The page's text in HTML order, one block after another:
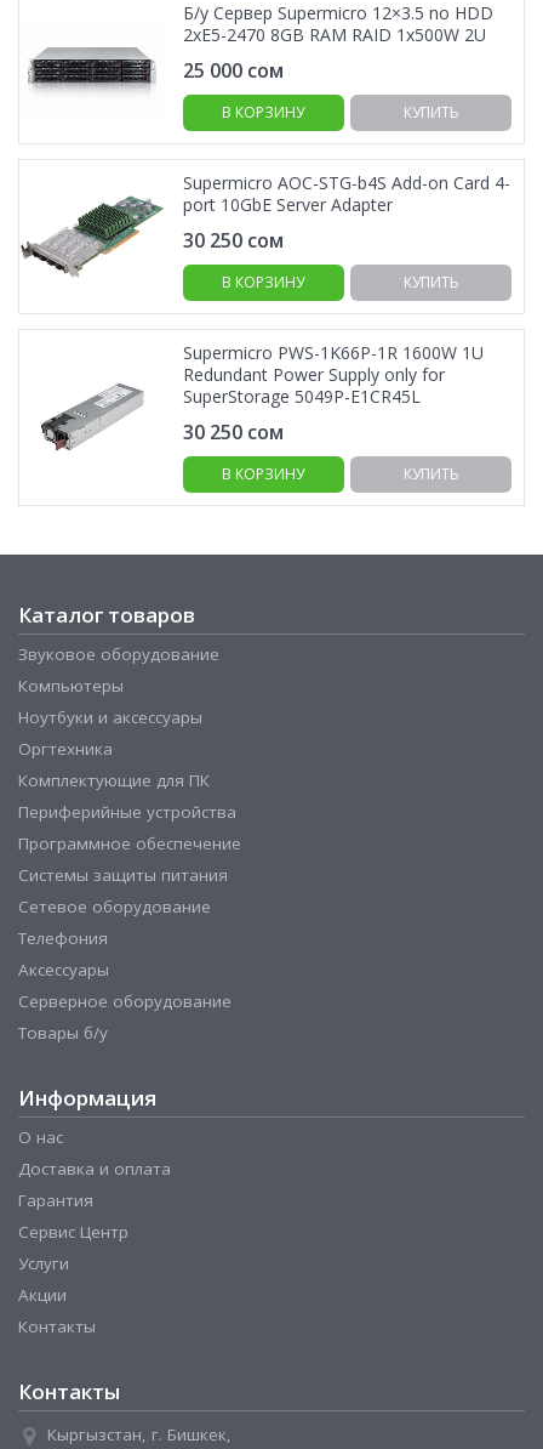
Б/у Сервер Supermicro 12×3.5 no HDD
2xE5-2470 8GB RAM RAID 1x500W 2U
25 000 сом
В КОРЗИНУ КУПИТЬ
Supermicro AOC-STG-b4S Add-on Card 4-
port 10GbE Server Adapter
30 250 сом
В КОРЗИНУ КУПИТЬ
Supermicro PWS-1K66P-1R 1600W 1U
Redundant Power Supply only for
SuperStorage 5049P-E1CR45L
30 250 сом
В КОРЗИНУ КУПИТЬ
Каталог товаров
Звуковое оборудование
Компьютеры
Ноутбуки и аксессуары
Оргтехника
Комплектующие для ПК
Периферийные устройства
Программное обеспечение
Системы защиты питания
Сетевое оборудование
Телефония
Аксессуары
Серверное оборудование
Товары б/у
Информация
О нас
Доставка и оплата
Гарантия
Сервис Центр
Услуги
Акции
Контакты
Контакты
Кыргызстан, г. Бишкек,